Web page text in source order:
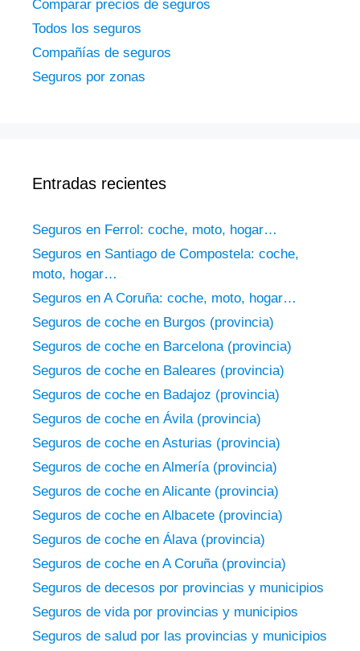
Comparar precios de seguros
Todos los seguros
Compañías de seguros
Seguros por zonas
Entradas recientes
Seguros en Ferrol: coche, moto, hogar…
Seguros en Santiago de Compostela: coche,
moto, hogar…
Seguros en A Coruña: coche, moto, hogar…
Seguros de coche en Burgos (provincia)
Seguros de coche en Barcelona (provincia)
Seguros de coche en Baleares (provincia)
Seguros de coche en Badajoz (provincia)
Seguros de coche en Ávila (provincia)
Seguros de coche en Asturias (provincia)
Seguros de coche en Almería (provincia)
Seguros de coche en Alicante (provincia)
Seguros de coche en Albacete (provincia)
Seguros de coche en Álava (provincia)
Seguros de coche en A Coruña (provincia)
Seguros de decesos por provincias y municipios
Seguros de vida por provincias y municipios
Seguros de salud por las provincias y municipios